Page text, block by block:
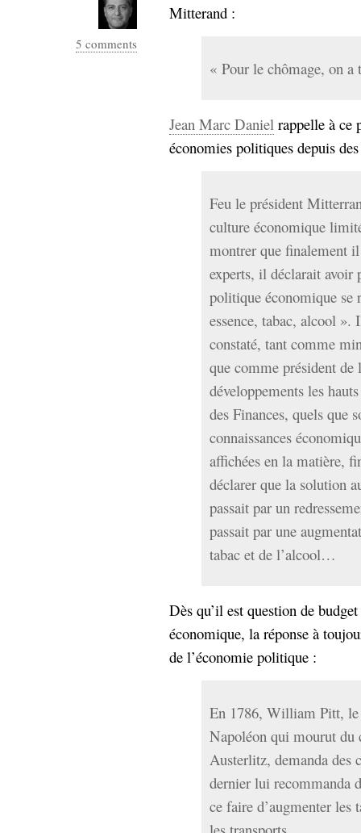
5 comments
Mitterand :
« Pour le chômage, on a
Jean Marc Daniel rappelle à ce
économies politiques depuis
Feu le président
culture économique
montrer que finalement
experts, il déclarait avoir
politique économique se
essence, tabac, alcool
constaté, tant comme
que comme président de
développements les
des Finances, quels que
connaissances
affichées en la matière,
déclarer que la solution
passait par un
passait par une
tabac et de l’alcool…
Dès qu’il est question de
économique, la réponse à
de l’économie politique :
En 1786, William Pitt, le
Napoléon qui mourut du
Austerlitz, demanda des
dernier lui recommanda
ce faire d’augmenter les